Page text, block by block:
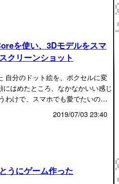
を使い、3Dモデルをスマ
クリーンショット
自分のドット絵を、ボクセルに変
はめたところ、なかなかいい感じ
わけで、スマホでも愛でたいの…
2019/07/03 23:40
うにゲーム作った